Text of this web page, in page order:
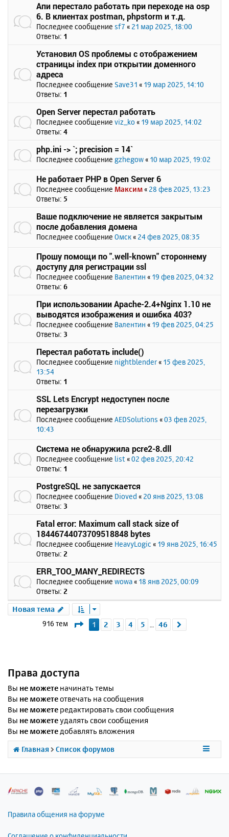
Апи перестало работать при переходе на osp
6. В клиентах postman, phpstorm и т.д.
Последнее сообщение sf7 « 21 мар 2025, 18:00
Ответы: 1
Установил OS проблемы с отображением
страницы index при открытии доменного
адреса
Последнее сообщение Save31 « 19 мар 2025, 14:10
Ответы: 1
Open Server перестал работать
Последнее сообщение viz_ko « 19 мар 2025, 14:02
Ответы: 4
php.ini -> `; precision = 14`
Последнее сообщение gzhegow « 10 мар 2025, 19:02
Не работает PHP в Open Server 6
Последнее сообщение Максим « 28 фев 2025, 13:23
Ответы: 5
Ваше подключение не является закрытым
после добавления домена
Последнее сообщение Омск « 24 фев 2025, 08:35
Прошу помощи по ".well-known" стороннему
доступу для регистрации ssl
Последнее сообщение Валентин « 19 фев 2025, 04:32
Ответы: 6
При использовании Apache-2.4+Nginx 1.10 не
выводятся изображения и ошибка 403?
Последнее сообщение Валентин « 19 фев 2025, 04:25
Ответы: 3
Перестал работать include()
Последнее сообщение nightblender « 15 фев 2025,
13:54
Ответы: 1
SSL Lets Encrypt недоступен после
перезагрузки
Последнее сообщение AEDSolutions «03 фев 2025,
10:43
Система не обнаружила pcre2-8.dll
Последнее сообщение list «02 фев 2025, 20:42
Ответы: 1
PostgreSQL не запускается
Последнее сообщение Dioved « 20 янв 2025, 13:08
Ответы: 3
Fatal error: Maximum call stack size of
18446744073709518848 bytes
Последнее сообщение HeavyLogic « 19 янв 2025, 16:45
Ответы: 2
ERR_TOO_MANY_REDIRECTS
Последнее сообщение wowa « 18 янв 2025, 00:09
Ответы: 2
Новая тема
916 тем Страница1 из 46
1 2 3 4 5 46
Права доступа
Вы не можете начинать темы
Вы не можетеотвечать на сообщения
Вы не можете редактировать свои сообщения
Вы не можетеудалять свои сообщения
Вы не можетедобавлять вложения
Главная Список форумов
Правила общения на форуме